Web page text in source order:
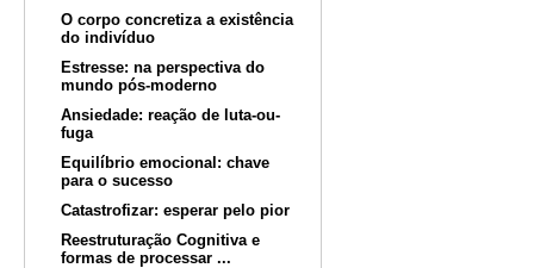
O corpo concretiza a existência
do indivíduo
Estresse: na perspectiva do
mundo pós-moderno
Ansiedade: reação de luta-ou-
fuga
Equilíbrio emocional: chave
para o sucesso
Catastrofizar: esperar pelo pior
Reestruturação Cognitiva e
formas de processar ...